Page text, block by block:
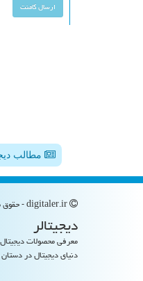
مطالب
دیجیتالر
معرفی محصولات
دنیای دیجیتال در